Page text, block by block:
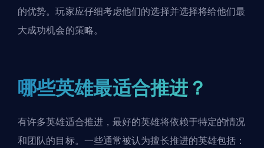
的优势。玩家应仔细考虑他们的选择并选择将给他们最
大成功机会的策略。
哪些英雄最适合推进？
有许多英雄适合推进，最好的英雄将依赖于特定的情况
和团队的目标。一些通常被认为擅长推进的英雄包括：